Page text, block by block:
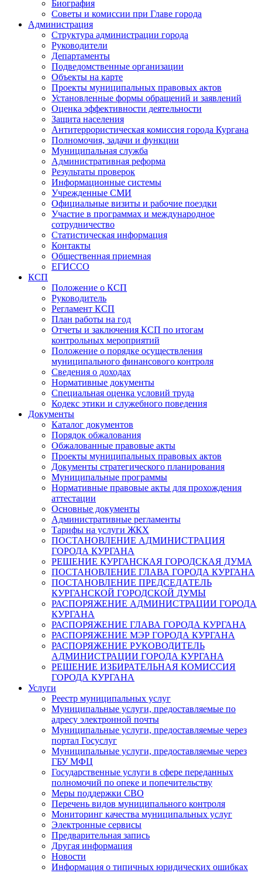
Биография
Советы и комиссии при Главе города
Администрация
Структура администрации города
Руководители
Департаменты
Подведомственные организации
Объекты на карте
Проекты муниципальных правовых актов
Установленные формы обращений и заявлений
Оценка эффективности деятельности
Защита населения
Антитеррористическая комиссия города Кургана
Полномочия, задачи и функции
Муниципальная служба
Административная реформа
Результаты проверок
Информационные системы
Учрежденные СМИ
Официальные визиты и рабочие поездки
Участие в программах и международное
сотрудничество
Статистическая информация
Контакты
Общественная приемная
ЕГИССО
КСП
Положение о КСП
Руководитель
Регламент КСП
План работы на год
Отчеты и заключения КСП по итогам
контрольных мероприятий
Положение о порядке осуществления
муниципального финансового контроля
Сведения о доходах
Нормативные документы
Специальная оценка условий труда
Кодекс этики и служебного поведения
Документы
Каталог документов
Порядок обжалования
Обжалованные правовые акты
Проекты муниципальных правовых актов
Документы стратегического планирования
Муниципальные программы
Нормативные правовые акты для прохождения
аттестации
Основные документы
Административные регламенты
Тарифы на услуги ЖКХ
ПОСТАНОВЛЕНИЕ АДМИНИСТРАЦИЯ
ГОРОДА КУРГАНА
РЕШЕНИЕ КУРГАНСКАЯ ГОРОДСКАЯ ДУМА
ПОСТАНОВЛЕНИЕ ГЛАВА ГОРОДА КУРГАНА
ПОСТАНОВЛЕНИЕ ПРЕДСЕДАТЕЛЬ
КУРГАНСКОЙ ГОРОДСКОЙ ДУМЫ
РАСПОРЯЖЕНИЕ АДМИНИСТРАЦИИ ГОРОДА
КУРГАНА
РАСПОРЯЖЕНИЕ ГЛАВА ГОРОДА КУРГАНА
РАСПОРЯЖЕНИЕ МЭР ГОРОДА КУРГАНА
РАСПОРЯЖЕНИЕ РУКОВОДИТЕЛЬ
АДМИНИСТРАЦИИ ГОРОДА КУРГАНА
РЕШЕНИЕ ИЗБИРАТЕЛЬНАЯ КОМИССИЯ
ГОРОДА КУРГАНА
Услуги
Реестр муниципальных услуг
Муниципальные услуги, предоставляемые по
адресу электронной почты
Муниципальные услуги, предоставляемые через
портал Госуслуг
Муниципальные услуги, предоставляемые через
ГБУ МФЦ
Государственные услуги в сфере переданных
полномочий по опеке и попечительству
Меры поддержки СВО
Перечень видов муниципального контроля
Мониторинг качества муниципальных услуг
Электронные сервисы
Предварительная запись
Другая информация
Новости
Информация о типичных юридических ошибках